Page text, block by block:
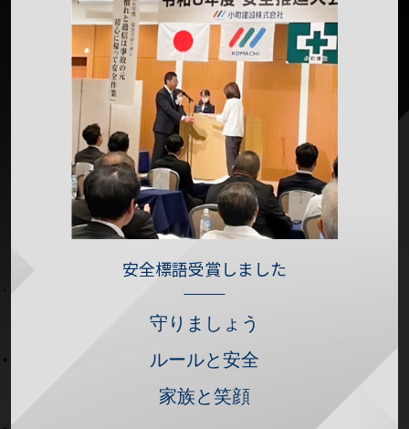
安全標語受賞しました
守りましょう
ルールと安全
家族と笑顔